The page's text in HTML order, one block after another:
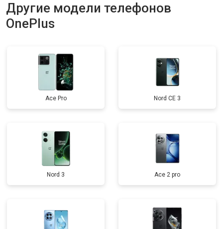
Другие модели телефонов
OnePlus
Ace Pro Nord CE 3
Nord 3 Ace 2 pro